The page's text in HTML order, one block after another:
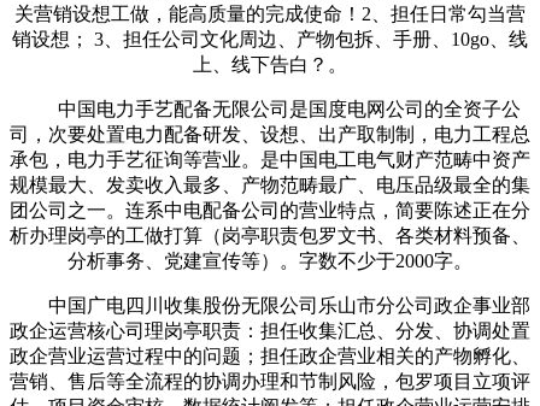
关营销设想工做，能高质量的完成使命！2、担任日常勾当营
销设想； 3、担任公司文化周边、产物包拆、手册、10go、线
上、线下告白？。
中国电力手艺配备无限公司是国度电网公司的全资子公
司，次要处置电力配备研发、设想、出产取制制，电力工程总
承包，电力手艺征询等营业。是中国电工电气财产范畴中资产
规模最大、发卖收入最多、产物范畴最广、电压品级最全的集
团公司之一。连系中电配备公司的营业特点，简要陈述正在分
析办理岗亭的工做打算（岗亭职责包罗文书、各类材料预备、
分析事务、党建宣传等）。字数不少于2000字。
中国广电四川收集股份无限公司乐山市分公司政企事业部
政企运营核心司理岗亭职责：担任收集汇总、分发、协调处置
政企营业运营过程中的问题；担任政企营业相关的产物孵化、
营销、售后等全流程的协调办理和节制风险，包罗项目立项评